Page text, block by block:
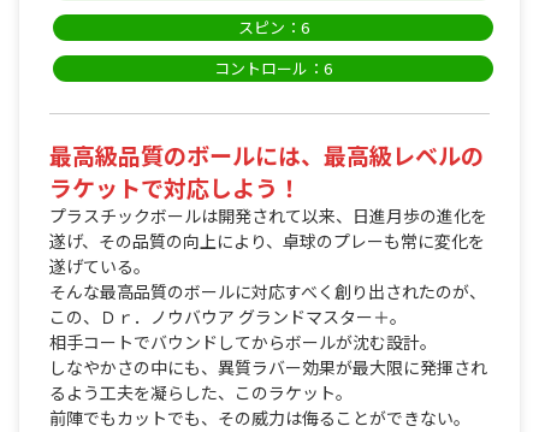
スピン：6
コントロール：6
最高級品質のボールには、最高級レベルの
ラケットで対応しよう！
プラスチックボールは開発されて以来、日進月歩の進化を
遂げ、その品質の向上により、卓球のプレーも常に変化を
遂げている。
そんな最高品質のボールに対応すべく創り出されたのが、
この、Ｄｒ．ノウバウア グランドマスター＋。
相手コートでバウンドしてからボールが沈む設計。
しなやかさの中にも、異質ラバー効果が最大限に発揮され
るよう工夫を凝らした、このラケット。
前陣でもカットでも、その威力は侮ることができない。